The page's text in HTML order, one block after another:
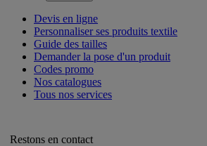
Devis en ligne
Personnaliser ses produits textile
Guide des tailles
Demander la pose d'un produit
Codes promo
Nos catalogues
Tous nos services
Restons en contact